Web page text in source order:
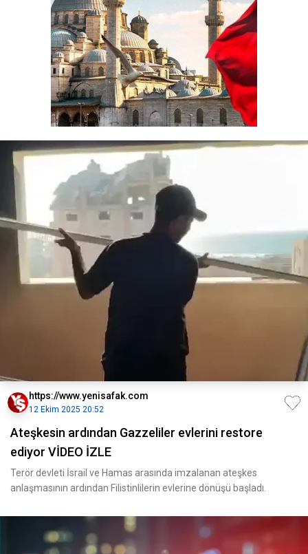
https://www.yenisafak.com
12 Ekim 2025 20:52
Ateşkesin ardından Gazzeliler evlerini restore
ediyor VİDEO İZLE
Terör devleti İsrail ve Hamas arasında imzalanan ateşkes
anlaşmasının ardından Filistinlilerin evlerine dönüşü başladı.